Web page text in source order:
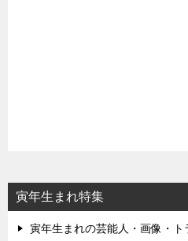
寅年生まれ特集
寅年生まれの芸能人・画像・